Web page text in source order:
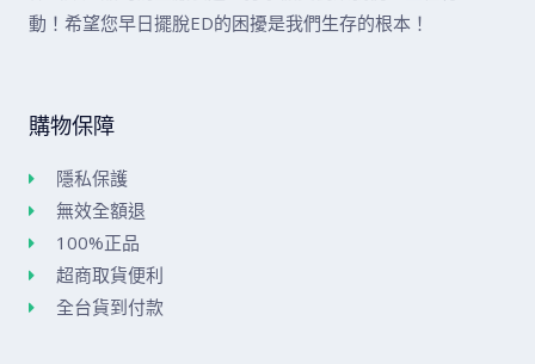
動！希望您早日擺脫ED的困擾是我們生存的根本！
購物保障
隱私保護
無效全額退
100%正品
超商取貨便利
全台貨到付款